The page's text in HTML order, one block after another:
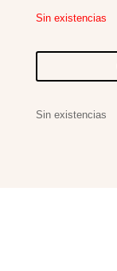
Sin existencias
Sin existencias